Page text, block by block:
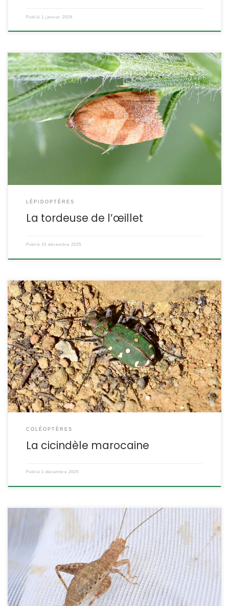
Publié 1 janvier 2026
La tordeuse de l’œillet doit son nom aux ravages provoqués par
ses chenilles dans des serres de production de cette fleur. Espèce
d’origine nord-africaine, elle a rapidement conquis une vaste aire
de répartition en Europe grâce à ses capacités de reproduction (4
pontes de centaines d’œufs par an) et à la large […]
LÉPIDOPTÈRES
La tordeuse de l’œillet
Publié 15 décembre 2025
Elle ressemble beaucoup à la Cicindèle champêtre, mais elle est
cantonnée en France à la zone méditerranéenne. Chasseur à
vue et prédateur d’insectes, ce bel insecte se rencontre sur des
chemins sablonneux ou des dunes littorales. Cicindela
maroccana pseudomaroccana, Roeschke,1891. POSITION
SYSTÉMATIQUE : Insecte, Coléoptère, Famille des Carabidae, sous-
famille des Cicindelinae, tribu des […]
COLÉOPTÈRES
La cicindèle marocaine
Publié 1 décembre 2025
Ce petit grillon est très discret, il se tient généralement sous les
feuilles d’arbustes méditerranéens. Pour le trouver, il faut faucher
la végétation arbustive avec un filet-fauchoir. Et l’on constate
qu’il n’est pas rare du tout. Arachnocephalus vestitus Costa,1855.
POSITION SYSTÉMATIQUE : Insecte Orthoptère, famille des
Mogoplistidae, sous-famille des Mogoplistinae. Cette famille ne
[…]